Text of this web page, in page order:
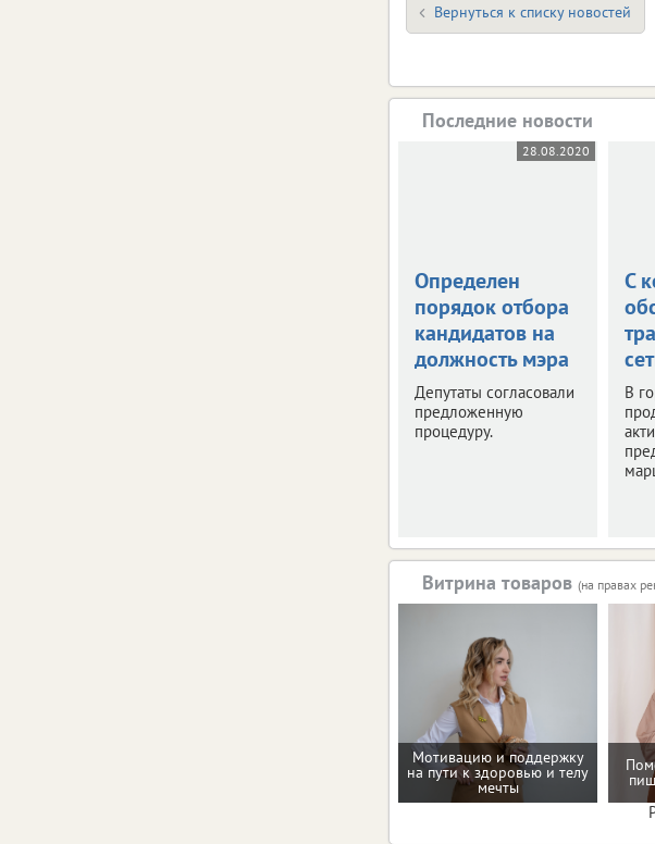
Вернуться к списку новостей
Последние новости
28.08.2020
Определен
порядок отбора
кандидатов на
должность мэра
Депутаты согласовали
предложенную
процедуру.
С
В
Витрина товаров (на правах
Мотивацию и поддержку
на пути к здоровью и телу
мечты